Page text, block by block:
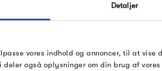
Detaljer
vores indhold og annoncer, til at
også oplysninger om din brug af
deres
af de
findes
Gælder ikke på
Pop og i forvejen